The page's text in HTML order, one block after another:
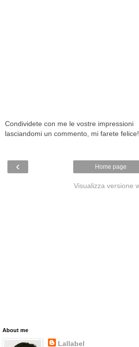
Condividete con me le vostre impressioni
lasciandomi un commento, mi farete felice!
‹ Home page
Visualizza versione
About me
Lallabel